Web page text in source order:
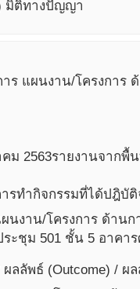
มิติทางปัญญา
ร แผนงาน/โครงการ
คม 2563รายงานจากพื้น
ารทำกิจกรรมที่ได้ปฎิบัติ
นงาน/โครงการ ด้าน
ะชุม 501 ชั้น 5 อาคา
ผลลัพธ์ (Outcome) /